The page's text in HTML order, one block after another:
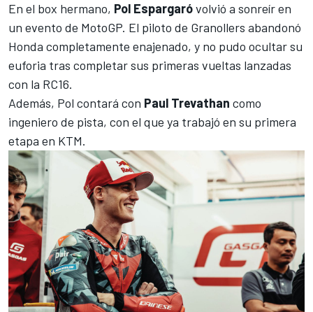
En el box hermano, Pol Espargaróvolvió a sonreír en
un evento de MotoGP. El piloto de Granollers abandonó
Honda completamente enajenado, y no pudo ocultar su
euforia tras completar sus primeras vueltas lanzadas
con la RC16.
Además, Pol contará con Paul Trevathan como
ingeniero de pista, con el que ya trabajó en su primera
etapa en KTM.